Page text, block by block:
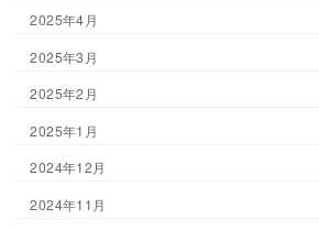
2025年4月
2025年3月
2025年2月
2025年1月
2024年12月
2024年11月